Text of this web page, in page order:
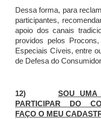
Dessa forma, para
participantes,
apoio dos canais
providos pelos
Especiais Cíveis, entre
de Defesa do
12) SOU UMA
PARTICIPAR DO
FAÇO O MEU